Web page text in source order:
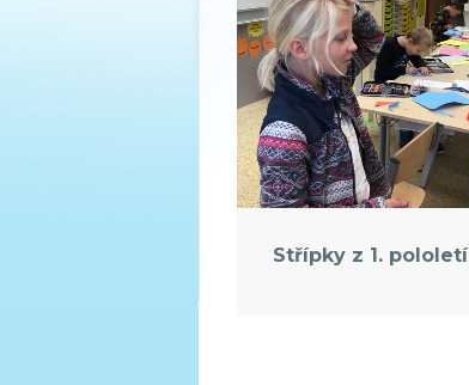
Střípky z 1. pololetí